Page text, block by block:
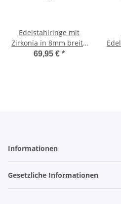
Edelstahlringe mit
Zirkonia in 8mm breite
P49
69,95 € *
Informationen
Gesetzliche Informationen